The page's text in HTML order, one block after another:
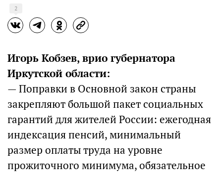
2
Игорь Кобзев, врио губернатора
Иркутской области:
— Поправки в Основной закон страны
закрепляют большой пакет социальных
гарантий для жителей России: ежегодная
индексация пенсий, минимальный
размер оплаты труда на уровне
прожиточного минимума, обязательное